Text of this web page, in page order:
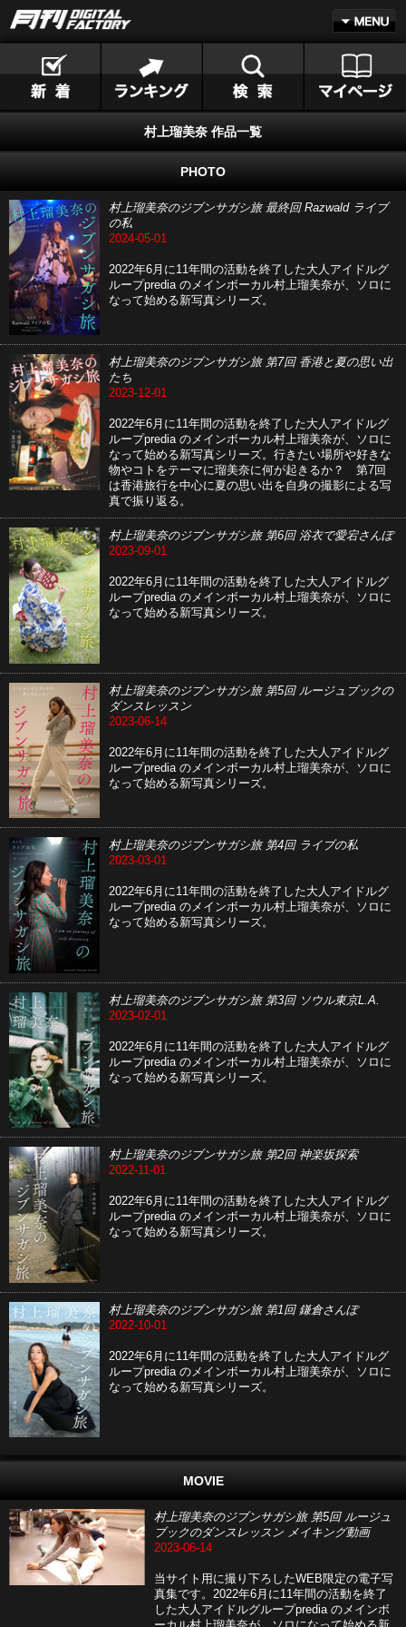
村上瑠美奈 作品一覧
PHOTO
村上瑠美奈のジブンサガシ旅 最終回 Razwald ライブ
の私
2024-05-01
2022年6月に11年間の活動を終了した大人アイドルグ
ループpredia のメインボーカル村上瑠美奈が、ソロに
なって始める新写真シリーズ。
村上瑠美奈のジブンサガシ旅 第7回 香港と夏の思い出
たち
2023-12-01
2022年6月に11年間の活動を終了した大人アイドルグ
ループpredia のメインボーカル村上瑠美奈が、ソロに
なって始める新写真シリーズ。行きたい場所や好きな
物やコトをテーマに瑠美奈に何が起きるか？ 第7回
は香港旅行を中心に夏の思い出を自身の撮影による写
真で振り返る。
村上瑠美奈のジブンサガシ旅 第6回 浴衣で愛宕さんぽ
2023-09-01
2022年6月に11年間の活動を終了した大人アイドルグ
ループpredia のメインボーカル村上瑠美奈が、ソロに
なって始める新写真シリーズ。
村上瑠美奈のジブンサガシ旅 第5回 ルージュブックの
ダンスレッスン
2023-06-14
2022年6月に11年間の活動を終了した大人アイドルグ
ループpredia のメインボーカル村上瑠美奈が、ソロに
なって始める新写真シリーズ。
村上瑠美奈のジブンサガシ旅 第4回 ライブの私
2023-03-01
2022年6月に11年間の活動を終了した大人アイドルグ
ループpredia のメインボーカル村上瑠美奈が、ソロに
なって始める新写真シリーズ。
村上瑠美奈のジブンサガシ旅 第3回 ソウル東京L.A.
2023-02-01
2022年6月に11年間の活動を終了した大人アイドルグ
ループpredia のメインボーカル村上瑠美奈が、ソロに
なって始める新写真シリーズ。
村上瑠美奈のジブンサガシ旅 第2回 神楽坂探索
2022-11-01
2022年6月に11年間の活動を終了した大人アイドルグ
ループpredia のメインボーカル村上瑠美奈が、ソロに
なって始める新写真シリーズ。
村上瑠美奈のジブンサガシ旅 第1回 鎌倉さんぽ
2022-10-01
2022年6月に11年間の活動を終了した大人アイドルグ
ループpredia のメインボーカル村上瑠美奈が、ソロに
なって始める新写真シリーズ。
MOVIE
村上瑠美奈のジブンサガシ旅 第5回 ルージュ
ブックのダンスレッスン メイキング動画
2023-06-14
当サイト用に撮り下ろしたWEB限定の電子写
真集です。2022年6月に11年間の活動を終了
した大人アイドルグループpredia のメインボ